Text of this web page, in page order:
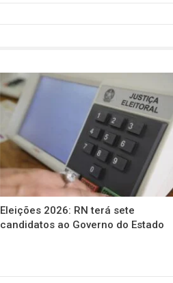
Eleições 2026: RN terá sete
candidatos ao Governo do Estado